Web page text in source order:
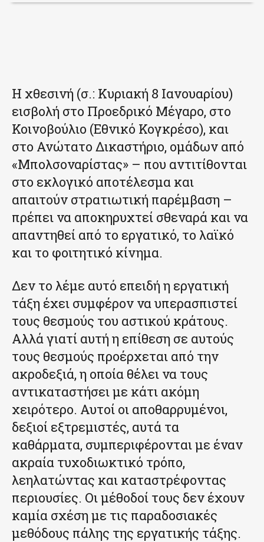
Η χθεσινή (σ.: Κυριακή 8 Ιανουαρίου)
εισβολή στο Προεδρικό Μέγαρο, στο
Κοινοβούλιο (Εθνικό Κογκρέσο), και
στο Ανώτατο Δικαστήριο, ομάδων από
«Μπολσοναρίστας» – που αντιτίθονται
στο εκλογικό αποτέλεσμα και
απαιτούν στρατιωτική παρέμβαση –
πρέπει να αποκηρυχτεί σθεναρά και να
απαντηθεί από το εργατικό, το λαϊκό
και το φοιτητικό κίνημα.
Δεν το λέμε αυτό επειδή η εργατική
τάξη έχει συμφέρον να υπερασπιστεί
τους θεσμούς του αστικού κράτους.
Αλλά γιατί αυτή η επίθεση σε αυτούς
τους θεσμούς προέρχεται από την
ακροδεξιά, η οποία θέλει να τους
αντικαταστήσει με κάτι ακόμη
χειρότερο. Αυτοί οι αποθαρρυμένοι,
δεξιοί εξτρεμιστές, αυτά τα
καθάρματα, συμπεριφέρονται με έναν
ακραία τυχοδιωκτικό τρόπο,
λεηλατώντας και καταστρέφοντας
περιουσίες. Οι μέθοδοί τους δεν έχουν
καμία σχέση με τις παραδοσιακές
μεθόδους πάλης της εργατικής τάξης.